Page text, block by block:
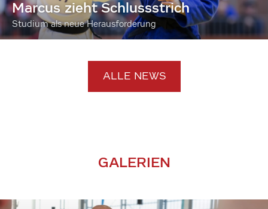
Marcus zieht Schlussstrich
Studium als neue Herausforderung
ALLE NEWS
GALERIEN